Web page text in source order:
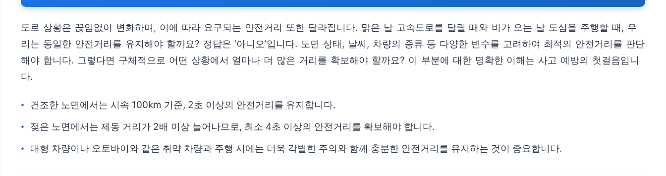
도로 상황은 끊임없이 변화하며, 이에 따라 요구되는 안전거리 또한 달라집니다. 맑은 날 고속도로를 달릴 때와 비가 오는 날 도심을 주행할 때, 우
리는 동일한 안전거리를 유지해야 할까요? 정답은 ‘아니오’입니다. 노면 상태, 날씨, 차량의 종류 등 다양한 변수를 고려하여 최적의 안전거리를 판단
해야 합니다. 그렇다면 구체적으로 어떤 상황에서 얼마나 더 많은 거리를 확보해야 할까요? 이 부분에 대한 명확한 이해는 사고 예방의 첫걸음입니
다.
건조한 노면에서는 시속 100km 기준, 2초 이상의 안전거리를 유지합니다.
젖은 노면에서는 제동 거리가 2배 이상 늘어나므로, 최소 4초 이상의 안전거리를 확보해야 합니다.
대형 차량이나 오토바이와 같은 취약 차량과 주행 시에는 더욱 각별한 주의와 함께 충분한 안전거리를 유지하는 것이 중요합니다.